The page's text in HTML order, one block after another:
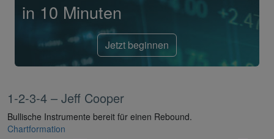
in 10 Minuten
Jetzt beginnen
1-2-3-4 – Jeff Cooper
Bullische Instrumente bereit für einen Rebound.
Chartformation